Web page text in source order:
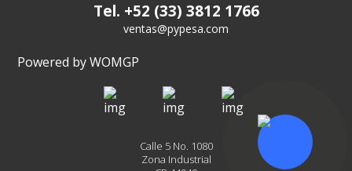
Tel. +52 (33) 3812 1766
ventas@pypesa.com
Powered by WOMGP
Calle 5 No. 1080
Zona Industrial